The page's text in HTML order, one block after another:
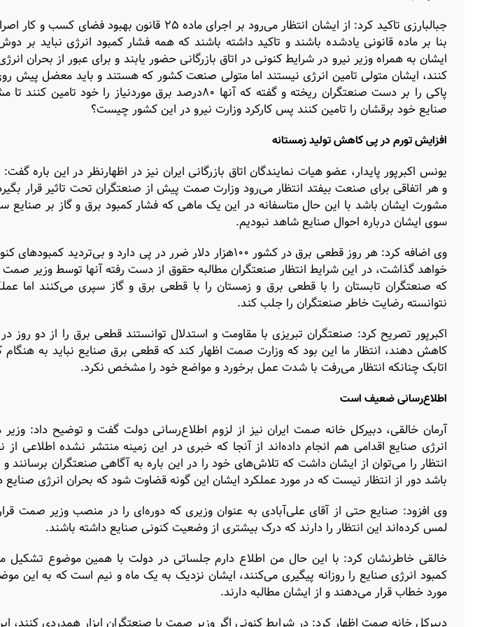
جبالبارزی تاکید کرد: از ایشان انتظار می‌رود بر اجرای
بنا بر ماده قانونی یادشده باشند و تاکید داشته باشند که همه فشار کمبود انرژی نباید بر
ایشان به همراه وزیر نیرو در شرایط کنونی در اتاق بازرگانی حضور یابند و برای عبور از بحران
کنند، ایشان متولی تامین انرژی نیستند اما متولی صنعت کشور که هستند و باید معضل پیش
پاکی را بر دست صنعتگران ریخته و گفته که آنها ۸۰درصد برق
صنایع خود برقشان را تامین کنند پس کارکرد وزارت نیرو در این کشور چیست؟
افزایش تورم در پی کاهش تولید زمستانه
یونس اکبرپور پایدار، عضو هیات نمایندگان اتاق بازرگانی ایران نیز در اظهارنظر در این
و هر اتفاقی برای صنعت بیفتد انتظار می‌رود وزارت صمت پیش از صنعتگران تحت تاثیر قرار
مشورت ایشان باشد با این حال متاسفانه در این یک ماهی که فشار کمبود برق و گاز بر صنایع
سوی ایشان درباره احوال صنایع شاهد نبودیم.
وی اضافه کرد: هر روز قطعی برق در کشور ۱۰۰هزار دلار ضرر در پی دارد و
خواهد گذاشت، در این شرایط انتظار صنعتگران مطالبه حقوق از دست رفته آنها توسط وزیر
که صنعتگران تابستان را با قطعی برق و زمستان را با قطعی برق و گاز سپری می‌کنند اما
نتوانسته رضایت خاطر صنعتگران را جلب کند.
اکبرپور تصریح کرد: صنعتگران تبریزی با مقاومت و استدلال توانستند قطعی برق را از دو
کاهش دهند، انتظار ما این بود که وزارت صمت اظهار کند که قطعی برق صنایع نباید به هنگام
اتابک چنانکه انتظار می‌رفت با شدت عمل برخورد و مواضع خود را مشخص نکرد.
اطلاع‌رسانی ضعیف است
آرمان خالقی، دبیرکل خانه صمت ایران نیز از لزوم اطلاع‌رسانی دولت گفت و توضیح داد:
انرژی صنایع اقدامی هم انجام داده‌اند از آنجا که خبری در این زمینه منتشر نشده اطلاعی از
انتظار را می‌توان از ایشان داشت که تلاش‌های خود را در این باره به آگاهی صنعتگران
باشد دور از انتظار نیست که در مورد عملکرد ایشان این گونه قضاوت شود که بحران انرژی
وی افزود: صنایع حتی از آقای علی‌آبادی به عنوان وزیری که دوره‌ای را در منصب وزیر صمت
لمس کرده‌اند این انتظار را دارند که درک بیشتری از وضعیت کنونی صنایع داشته باشند.
خالقی خاطرنشان کرد: ‌با این حال من اطلاع دارم جلساتی در دولت با همین موضوع
کمبود انرژی صنایع را روزانه پیگیری می‌کنند، ایشان نزدیک به یک ماه و نیم است که به این
مورد خطاب قرار می‌دهند و از ایشان مطالبه دارند.
دبیرکل خانه صمت اظهار کرد: در شرایط کنونی اگر وزیر صمت با صنعتگران ابزار همدردی کنند،